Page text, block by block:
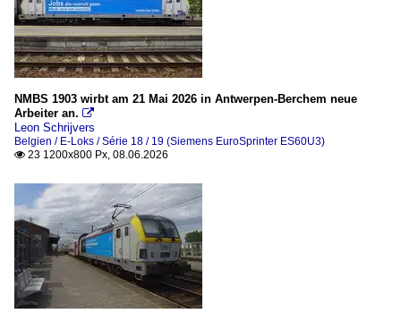
NMBS 1903 wirbt am 21 Mai 2026 in Antwerpen-Berchem neue
Arbeiter an. 
Leon Schrijvers
Belgien / E-Loks / Série 18 / 19 (Siemens EuroSprinter ES60U3)
 23 1200x800 Px, 08.06.2026